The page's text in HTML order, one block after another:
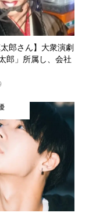
太郎さん】大衆演劇
郎」所属し、会社